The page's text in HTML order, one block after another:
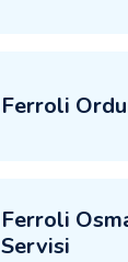
Ferroli
Ferroli
Servisi